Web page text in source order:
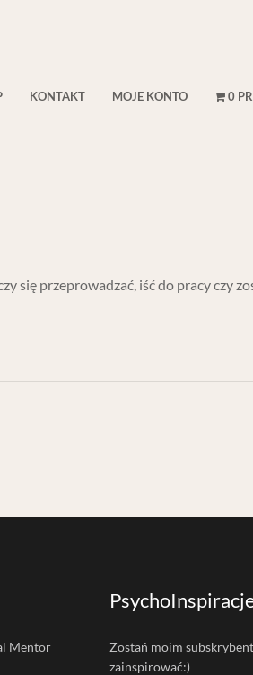
KONTAKT MOJE KONTO 0
się przeprowadzać, iść do pracy czy
Mentor
Zostań moim
zainspirować:)